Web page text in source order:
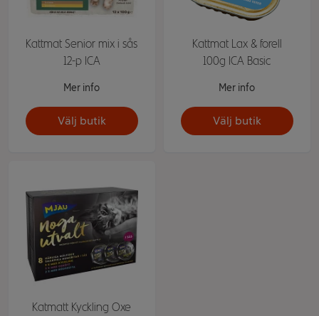
Kattmat Senior mix i sås
12-p ICA
Mer info
Välj butik
Kattmat Lax & forell
100g ICA Basic
Mer info
Välj butik
Katmatt Kyckling Oxe